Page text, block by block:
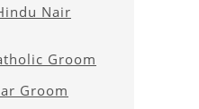
Nair
Groom
Groom